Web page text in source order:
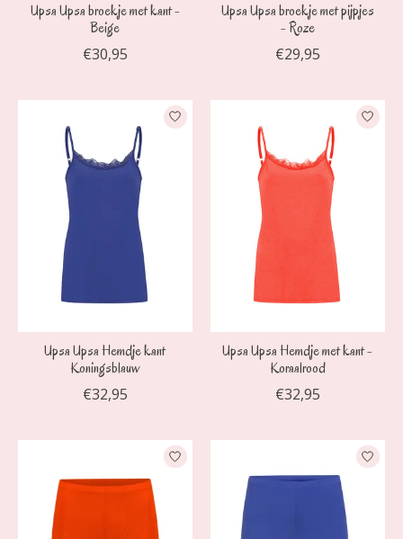
Upsa Upsa broekje met kant -
Beige
€30,95
Upsa Upsa broekje met pijpjes
- Roze
€29,95
Upsa Upsa Hemdje kant
Koningsblauw
€32,95
Upsa Upsa Hemdje met kant -
Koraalrood
€32,95